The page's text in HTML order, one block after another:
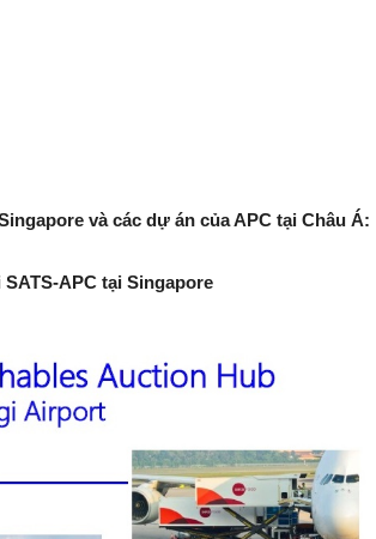
và các dự án của APC tại Châu Á:
APC tại Singapore